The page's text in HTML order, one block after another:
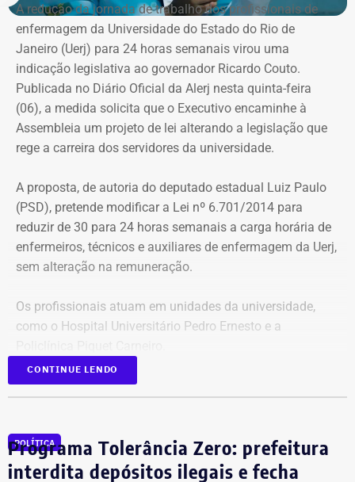
Nova York, na PUC e no Institiuto Damásio. Se alguém diz
que eu me formei na NYU, não fui eu, porque sempre
procurei ser muito preciso com isso”, diz André Marinho.
No material de divulgação da campanha, nas redes
sociais, realmente, não há qualquer referência à
formatura.
Citação equivocada em entrevistas e
reportagens
André Marinho, realmente, não afirma que se formou fora
do Brasil. Mas a mensagem, às vezes, é dúbia.
“Eu estudei Ciências Políticas e Negócios em uma das
principais faculdades globais, na Universidade de Nova
até porque não tem nada mais desagradável do que
qualquer um que fica ostentando o currículo, muito além
A redução da jornada de trabalho dos profissionais de
enfermagem da Universidade do Estado do Rio de
Janeiro (Uerj) para 24 horas semanais virou uma
indicação legislativa ao governador Ricardo Couto.
Publicada no Diário Oficial da Alerj nesta quinta-feira
(06), a medida solicita que o Executivo encaminhe à
Assembleia um projeto de lei alterando a legislação que
rege a carreira dos servidores da universidade.
A proposta, de autoria do deputado estadual Luiz Paulo
(PSD), pretende modificar a Lei nº 6.701/2014 para
reduzir de 30 para 24 horas semanais a carga horária de
enfermeiros, técnicos e auxiliares de enfermagem da Uerj,
sem alteração na remuneração.
Os profissionais atuam em unidades da universidade,
como o Hospital Universitário Pedro Ernesto e a
Segundo Luiz Paulo, “a iniciativa busca corrigir uma
servidores estaduais da enfermagem”.
CONTINUE LENDO
POLÍTICA
Programa Tolerância Zero: prefeitura
interdita depósitos ilegais e fecha